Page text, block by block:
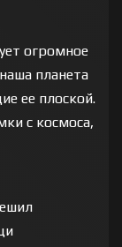
огромное
планета
ее плоской.
с космоса,